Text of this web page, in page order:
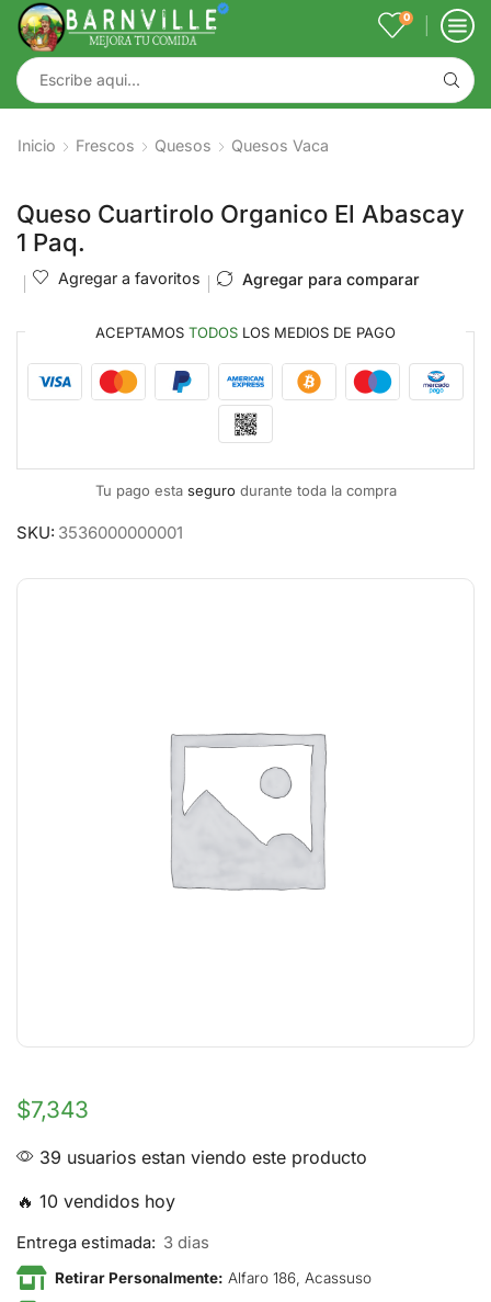
0
Inicio Frescos Quesos Quesos Vaca
Queso Cuartirolo Organico El Abascay
1 Paq.
Agregar a favoritos Agregar para comparar
ACEPTAMOS TODOS LOS MEDIOS DE PAGO
Tu pago esta segurodurante toda la compra
SKU: 3536000000001
$7,343
39 usuarios estan viendo este producto
🔥 10 vendidos hoy
Entrega estimada: 3 dias
Retirar Personalmente: Alfaro 186, Acassuso